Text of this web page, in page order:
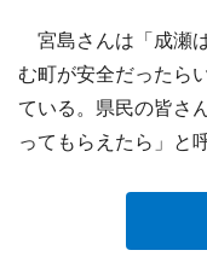
宮島さんは「成瀬
む町が安全だったら
ている。県民の皆さ
ってもらえたら」と